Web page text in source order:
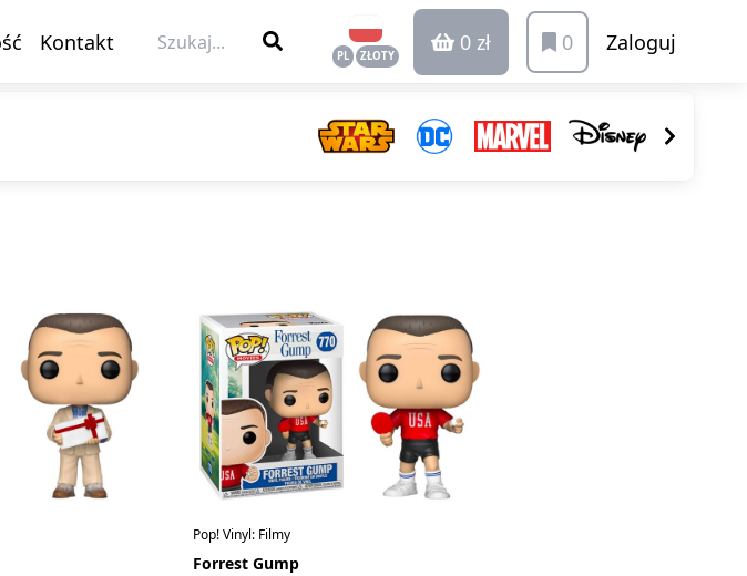
Kontakt
PL ZŁOTY
0 zł 0 Zaloguj
Pop! Vinyl: Filmy
Forrest Gump